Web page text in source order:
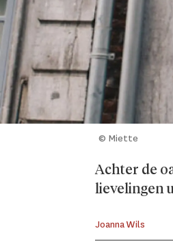
© Miette
Achter de
lievelingen
Joanna Wils